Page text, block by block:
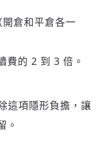
倉和平倉各一
費的 2 到 3 倍。
這項隱形負擔，讓
。